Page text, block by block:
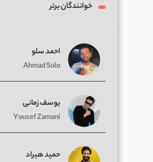
خوانندگان برتر
احمد سلو
Ahmad Solo
یوسف زمانی
Yousef Zamani
حمید هیراد